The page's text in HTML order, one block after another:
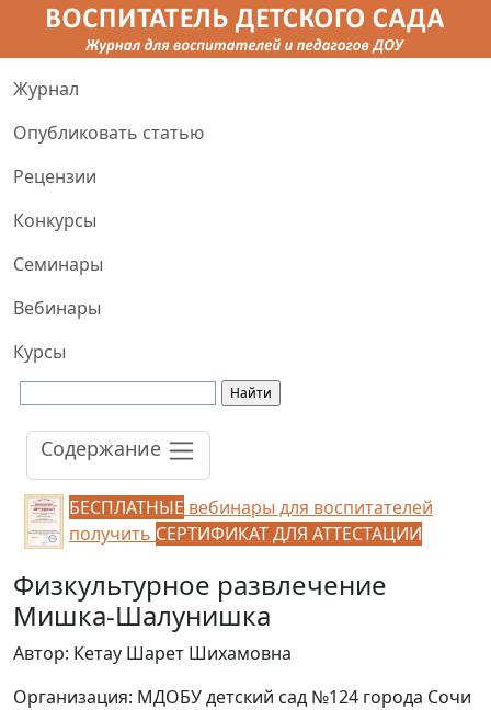
Журнал
Опубликовать статью
Рецензии
Конкурсы
Семинары
Вебинары
Курсы
Содержание
БЕСПЛАТНЫЕ вебинары для воспитателей
получить СЕРТИФИКАТ ДЛЯ АТТЕСТАЦИИ
Физкультурное развлечение
Мишка-Шалунишка
Автор: Кетау Шарет Шихамовна
Организация: МДОБУ детский сад №124 города Сочи